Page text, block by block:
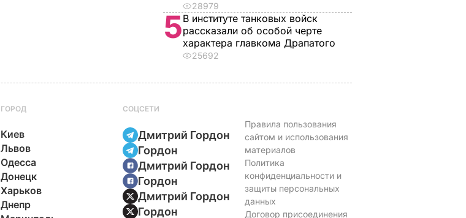
28979
5В институте танковых войск
рассказали об особой черте
характера главкома Драпатого
25692
ГОРОД
Киев
Львов
Одесса
Донецк
Харьков
Днепр
СОЦСЕТИ
Дмитрий Гордон
Гордон
Дмитрий Гордон
Гордон
Дмитрий Гордон
Гордон
Правила пользования
сайтом и использования
материалов
Политика
конфиденциальности и
защиты персональных
данных
Договор присоединения